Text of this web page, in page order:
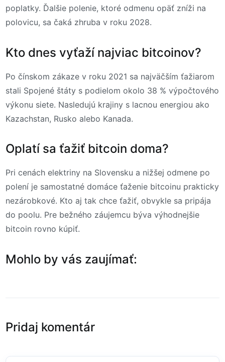
poplatky. Ďalšie polenie, ktoré odmenu opäť zníži na
polovicu, sa čaká zhruba v roku 2028.
Kto dnes vyťaží najviac bitcoinov?
Po čínskom zákaze v roku 2021 sa najväčším ťažiarom
stali Spojené štáty s podielom okolo 38 % výpočtového
výkonu siete. Nasledujú krajiny s lacnou energiou ako
Kazachstan, Rusko alebo Kanada.
Oplatí sa ťažiť bitcoin doma?
Pri cenách elektriny na Slovensku a nižšej odmene po
polení je samostatné domáce ťaženie bitcoinu prakticky
nezárobkové. Kto aj tak chce ťažiť, obvykle sa pripája
do poolu. Pre bežného záujemcu býva výhodnejšie
bitcoin rovno kúpiť.
Mohlo by vás zaujímať:
Pridaj komentár